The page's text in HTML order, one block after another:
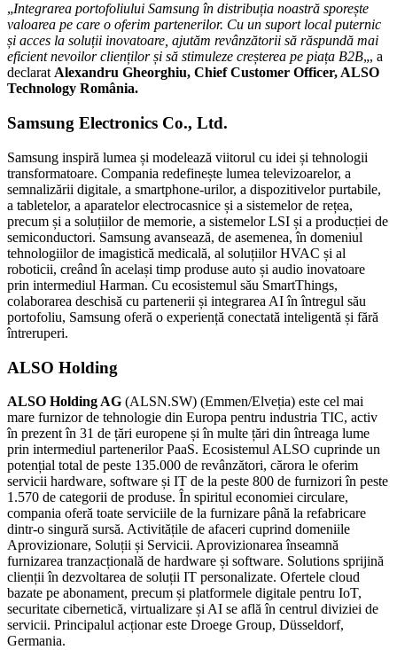
„Integrarea portofoliului Samsung în distribuția noastră sporește
valoarea pe care o oferim partenerilor. Cu un suport local puternic
și acces la soluții inovatoare, ajutăm revânzătorii să răspundă mai
eficient nevoilor clienților și să stimuleze creșterea pe piața B2B„, a
declarat Alexandru Gheorghiu, Chief Customer Officer, ALSO
Technology România.
Samsung Electronics Co., Ltd.
Samsung inspiră lumea și modelează viitorul cu idei și tehnologii
transformatoare. Compania redefinește lumea televizoarelor, a
semnalizării digitale, a smartphone-urilor, a dispozitivelor purtabile,
a tabletelor, a aparatelor electrocasnice și a sistemelor de rețea,
precum și a soluțiilor de memorie, a sistemelor LSI și a producției de
semiconductori. Samsung avansează, de asemenea, în domeniul
tehnologiilor de imagistică medicală, al soluțiilor HVAC și al
roboticii, creând în același timp produse auto și audio inovatoare
prin intermediul Harman. Cu ecosistemul său SmartThings,
colaborarea deschisă cu partenerii și integrarea AI în întregul său
portofoliu, Samsung oferă o experiență conectată inteligentă și fără
întreruperi.
ALSO Holding
ALSO Holding AG (ALSN.SW) (Emmen/Elveția) este cel mai
mare furnizor de tehnologie din Europa pentru industria TIC, activ
în prezent în 31 de țări europene și în multe țări din întreaga lume
prin intermediul partenerilor PaaS. Ecosistemul ALSO cuprinde un
potențial total de peste 135.000 de revânzători, cărora le oferim
servicii hardware, software și IT de la peste 800 de furnizori în peste
1.570 de categorii de produse. În spiritul economiei circulare,
compania oferă toate serviciile de la furnizare până la refabricare
dintr-o singură sursă. Activitățile de afaceri cuprind domeniile
Aprovizionare, Soluții și Servicii. Aprovizionarea înseamnă
furnizarea tranzacțională de hardware și software. Solutions sprijină
clienții în dezvoltarea de soluții IT personalizate. Ofertele cloud
bazate pe abonament, precum și platformele digitale pentru IoT,
securitate cibernetică, virtualizare și AI se află în centrul diviziei de
servicii. Principalul acționar este Droege Group, Düsseldorf,
Germania.